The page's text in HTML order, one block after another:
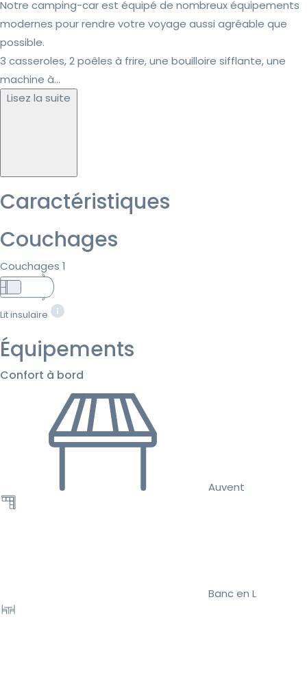
Notre camping-car est équipé de nombreux équipements
modernes pour rendre votre voyage aussi agréable que
possible.
3 casseroles, 2 poêles à frire, une bouilloire sifflante, une
machine à...
Lisez la suite
Caractéristiques
Couchages
Couchages 1
Lit insulaire
Équipements
Confort à bord
Auvent
Banc en L